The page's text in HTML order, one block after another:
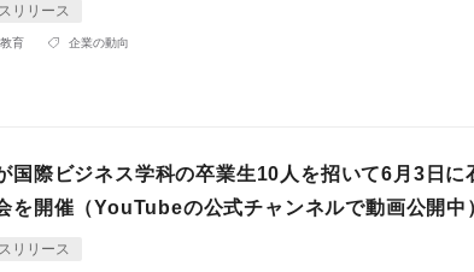
リリース
教育 企業の動向
国際ビジネス学科の卒業生10人を招いて6月3日に
を開催（YouTubeの公式チャンネルで動画公開中
リリース